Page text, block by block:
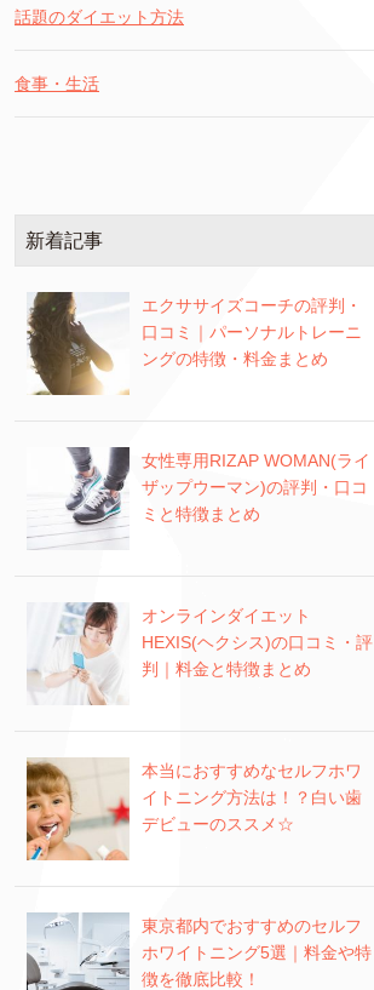
話題のダイエット方法
食事・生活
新着記事
エクササイズコーチの評判・
口コミ｜パーソナルトレーニ
ングの特徴・料金まとめ
女性専用RIZAP WOMAN(ライ
ザップウーマン)の評判・口コ
ミと特徴まとめ
オンラインダイエット
HEXIS(ヘクシス)の口コミ・評
判｜料金と特徴まとめ
本当におすすめなセルフホワ
イトニング方法は！？白い歯
デビューのススメ☆
東京都内でおすすめのセルフ
ホワイトニング5選｜料金や特
徴を徹底比較！